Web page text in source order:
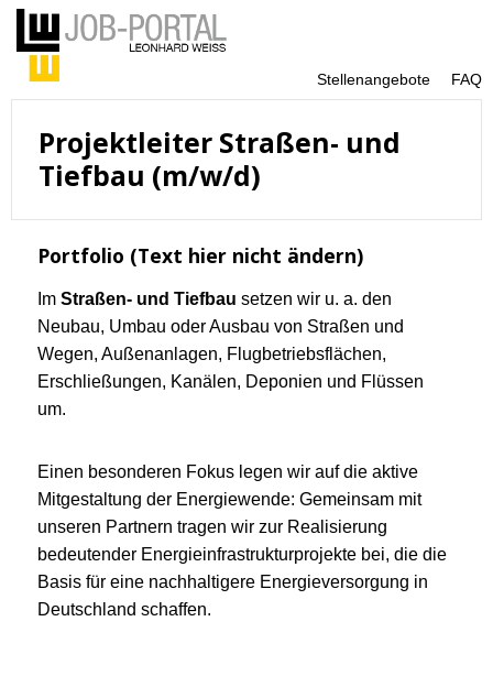
Stellenangebote FAQ
Projektleiter Straßen- und
Tiefbau (m/w/d)
Portfolio (Text hier nicht ändern)
Im Straßen- und Tiefbau setzen wir u. a. den
Neubau, Umbau oder Ausbau von Straßen und
Wegen, Außenanlagen, Flugbetriebsflächen,
Erschließungen, Kanälen, Deponien und Flüssen
um.
Einen besonderen Fokus legen wir auf die aktive
Mitgestaltung der Energiewende: Gemeinsam mit
unseren Partnern tragen wir zur Realisierung
bedeutender Energieinfrastrukturprojekte bei, die die
Basis für eine nachhaltigere Energieversorgung in
Deutschland schaffen.